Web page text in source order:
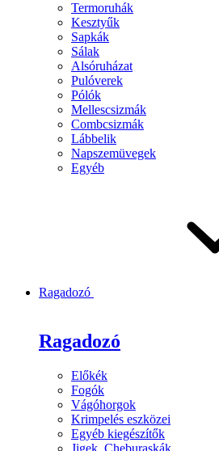
Termoruhák
Kesztyűk
Sapkák
Sálak
Alsóruházat
Pulóverek
Pólók
Mellescsizmák
Combcsizmák
Lábbelik
Napszemüvegek
Egyéb
Ragadozó
Ragadozó
Előkék
Fogók
Vágóhorgok
Krimpelés eszközei
Egyéb kiegészítők